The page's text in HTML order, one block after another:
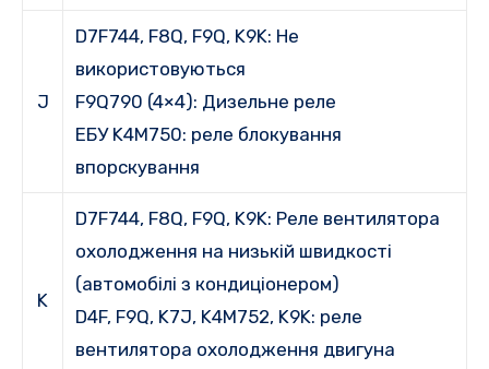
J
D7F744, F8Q, F9Q, K9K: Не
використовуються
F9Q790 (4×4): Дизельне реле
ЕБУ K4M750: реле блокування
впорскування
K
D7F744, F8Q, F9Q, K9K: Реле вентилятора
охолодження на низькій швидкості
(автомобілі з кондиціонером)
D4F, F9Q, K7J, K4M752, K9K: реле
вентилятора охолодження двигуна